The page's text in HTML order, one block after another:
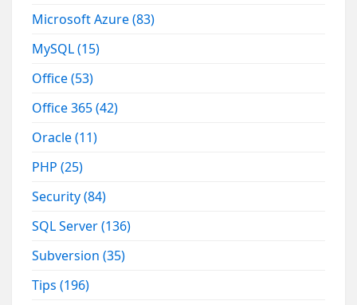
Microsoft Azure(83)
MySQL(15)
Office(53)
Office 365(42)
Oracle(11)
PHP(25)
Security(84)
SQL Server(136)
Subversion(35)
Tips(196)